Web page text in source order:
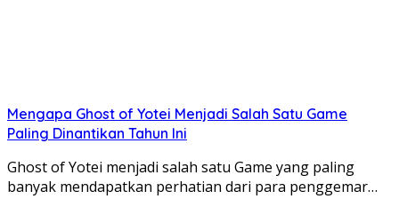
Mengapa Ghost of Yotei Menjadi Salah Satu Game
Paling Dinantikan Tahun Ini
Ghost of Yotei menjadi salah satu Game yang paling
banyak mendapatkan perhatian dari para penggemar…